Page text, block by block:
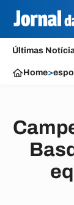
Últimas
Home>